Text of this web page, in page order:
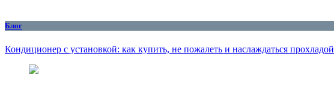
Блог
Кондиционер с установкой: как купить, не пожалеть и наслаждаться прохладой